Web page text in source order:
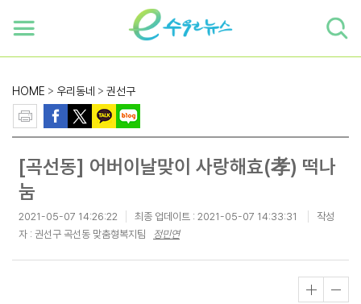
HOME > 우리동네 > 권선구
[곡선동] 어버이날맞이 사랑해효(孝) 떡나
눔
2021-05-07 14:26:22 최종 업데이트 : 2021-05-07 14:33:31
작성
자 : 권선구 곡선동 맞춤형복지팀
정민연